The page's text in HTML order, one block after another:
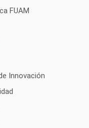
FUAM
Innovación